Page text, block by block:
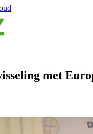
met